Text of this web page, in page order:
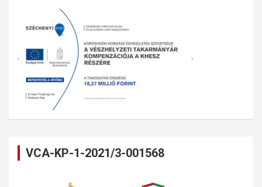
VCA-KP-1-2021/3-001568